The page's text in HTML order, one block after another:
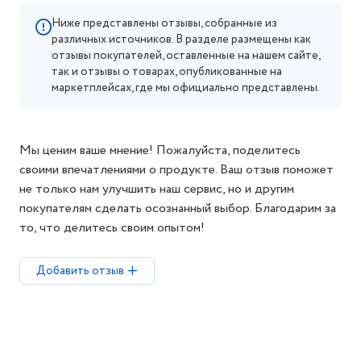
Ниже представлены отзывы, собранные из
различных источников. В разделе размещены как
отзывы покупателей, оставленные на нашем сайте,
так и отзывы о товарах, опубликованные на
маркетплейсах, где мы официально представлены.
Мы ценим ваше мнение! Пожалуйста, поделитесь
своими впечатлениями о продукте. Ваш отзыв поможет
не только нам улучшить наш сервис, но и другим
покупателям сделать осознанный выбор. Благодарим за
то, что делитесь своим опытом!
Добавить отзыв